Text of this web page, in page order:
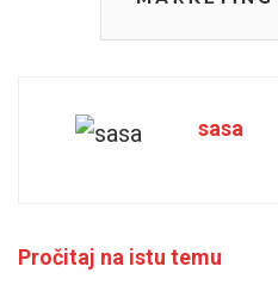
sasa
Pročitaj na istu temu